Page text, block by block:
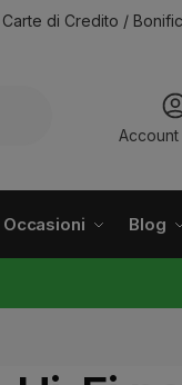
di Credito /
Occasioni Blog